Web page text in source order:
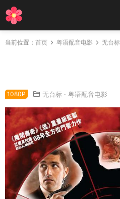
当前位置： 首页 粤语配音电影 无台标
1080P 无台标 · 粤语配音电影